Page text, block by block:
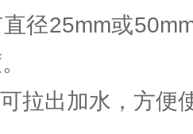
径25mm或
拉出加水，方便